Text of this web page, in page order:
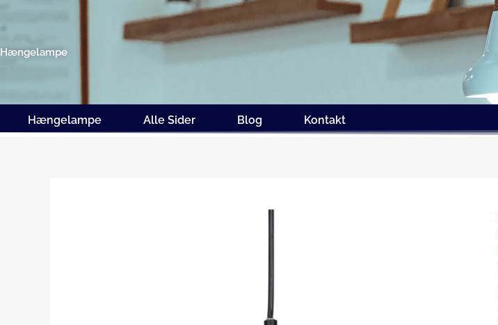
Hængelampe
Hængelampe Alle Sider Blog Kontakt